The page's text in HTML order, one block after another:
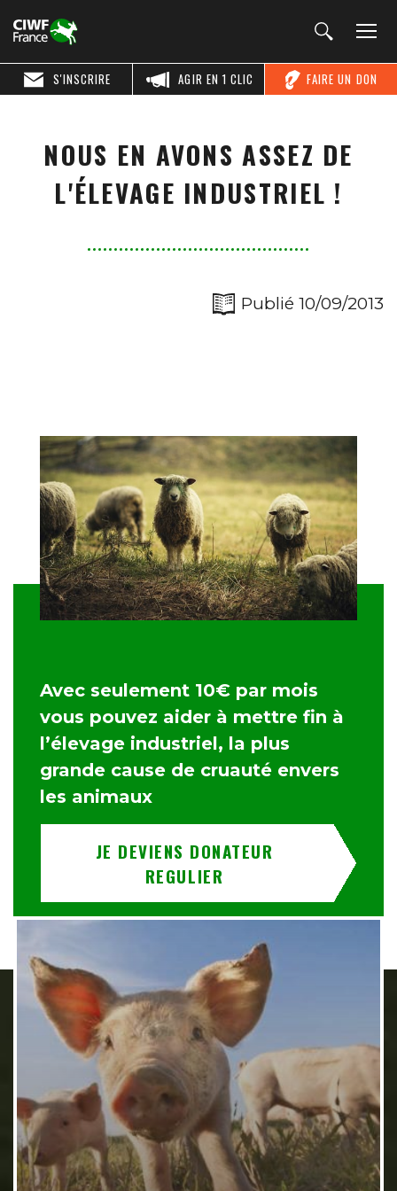
FAIRE UN DON
AGIR EN 1 CLIC
S'INSCRIRE
NOUS EN AVONS ASSEZ DE
L'ÉLEVAGE INDUSTRIEL !
Publié 10/09/2013
Avec seulement 10€ par mois
vous pouvez aider à mettre fin à
l’élevage industriel, la plus
grande cause de cruauté envers
les animaux
JE DEVIENS DONATEUR
REGULIER